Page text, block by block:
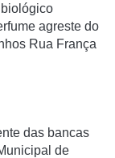
agreste do
Rua França
das bancas
de